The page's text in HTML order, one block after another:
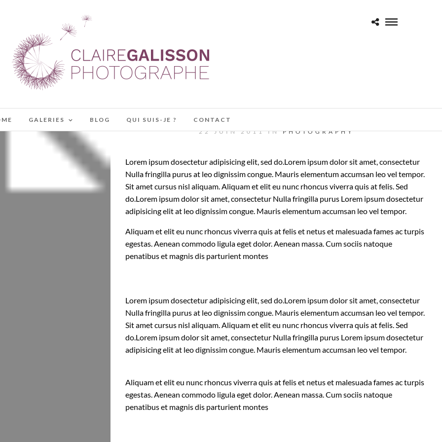
GALERIES BLOG QUI SUIS-JE ? CONTACT
22 JUIN 2011 INPHOTOGRAPHY
Lorem ipsum dosectetur adipisicing elit, sed do.Lorem ipsum dolor sit amet, consectetur
Nulla fringilla purus at leo dignissim congue. Mauris elementum accumsan leo vel tempor.
Sit amet cursus nisl aliquam. Aliquam et elit eu nunc rhoncus viverra quis at felis. Sed
do.Lorem ipsum dolor sit amet, consectetur Nulla fringilla purus Lorem ipsum dosectetur
adipisicing elit at leo dignissim congue. Mauris elementum accumsan leo vel tempor.
Aliquam et elit eu nunc rhoncus viverra quis at felis et netus et malesuada fames ac turpis
egestas. Aenean commodo ligula eget dolor. Aenean massa. Cum sociis natoque
penatibus et magnis dis parturient montes
Lorem ipsum dosectetur adipisicing elit, sed do.Lorem ipsum dolor sit amet, consectetur
Nulla fringilla purus at leo dignissim congue. Mauris elementum accumsan leo vel tempor.
Sit amet cursus nisl aliquam. Aliquam et elit eu nunc rhoncus viverra quis at felis. Sed
do.Lorem ipsum dolor sit amet, consectetur Nulla fringilla purus Lorem ipsum dosectetur
adipisicing elit at leo dignissim congue. Mauris elementum accumsan leo vel tempor.
Aliquam et elit eu nunc rhoncus viverra quis at felis et netus et malesuada fames ac turpis
egestas. Aenean commodo ligula eget dolor. Aenean massa. Cum sociis natoque
penatibus et magnis dis parturient montes